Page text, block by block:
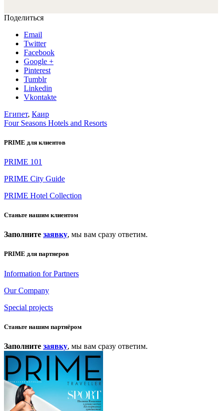
Поделиться
Email
Twitter
Facebook
Google +
Pinterest
Tumblr
Linkedin
Vkontakte
Египет, Каир
Four Seasons Hotels and Resorts
PRIME для клиентов
PRIME 101
PRIME City Guide
PRIME Hotel Collection
Станьте нашим клиентом
Заполните заявку, мы вам сразу ответим.
PRIME для партнеров
Information for Partners
Our Company
Special projects
Станьте нашим партнёром
Заполните заявку, мы вам сразу ответим.